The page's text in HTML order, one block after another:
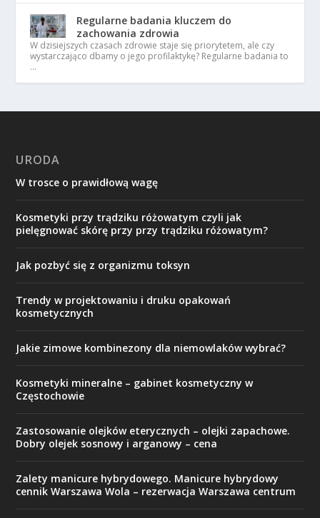
Regularne badania kluczem do
zachowania zdrowia
W dzisiejszych czasach zdrowie staje się priorytetem, ale czy
wystarczająco dbamy o jego profilaktykę? Regularne badania to
…
URODA
W trosce o prawidłową wagę
Kosmetyki przy trądziku różowatym czyli jak
pielęgnować skórę przy przy trądziku różowatym?
Jak pozbyć się z organizmu toksyn
Trendy w projektowaniu i druku opakowań
kosmetycznych
Jakie zimowe kombinezony dla niemowlaków wybrać?
Kosmetyki mineralne – gabinet kosmetyczny w
Częstochowie
Zastosowanie olejków eterycznych – olejki zapachowe.
Dobry olejek sosnowy i arganowy – cena
Zalety manicure hybrydowego. Manicure hybrydowy
cennik Warszawa Wola – rezerwacja Warszawa centrum